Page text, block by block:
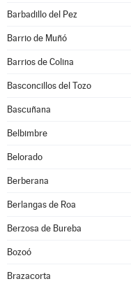
Barbadillo del Pez
Barrio de Muñó
Barrios de Colina
Basconcillos del Tozo
Bascuñana
Belbimbre
Belorado
Berberana
Berlangas de Roa
Berzosa de Bureba
Bozoó
Brazacorta